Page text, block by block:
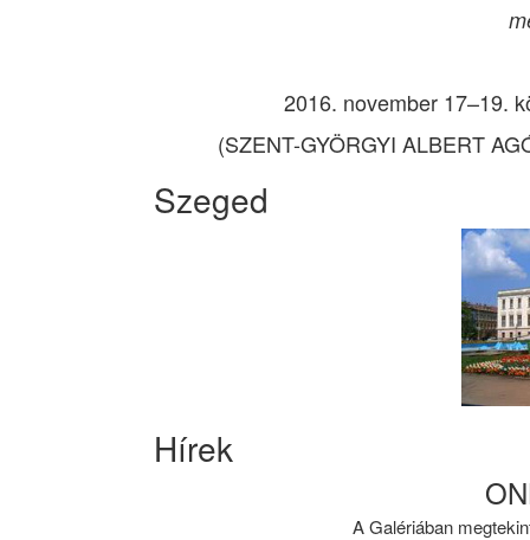
2016. november 17–19.
(SZENT-GYÖRGYI ALBERT
Szeged
Hírek
A Galériában